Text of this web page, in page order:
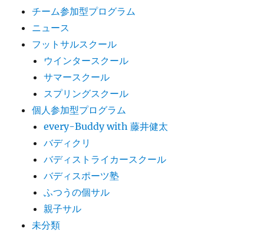
チーム参加型プログラム
ニュース
フットサルスクール
ウインタースクール
サマースクール
スプリングスクール
個人参加型プログラム
every-Buddy with 藤井健太
バディクリ
バディストライカースクール
バディスポーツ塾
ふつうの個サル
親子サル
未分類